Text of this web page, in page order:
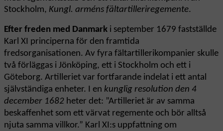
Stockholm, Kungl. arméns fältartilleriregemente.
Efter freden med Danmark i september 1679 fastställde
Karl XI principerna för den framtida
fredsorganisationen. Av fyra fältartillerikompanier skulle
två förläggas i Jönköping, ett i Stockholm och ett i
Göteborg. Artilleriet var fortfarande indelat i ett antal
självständiga enheter. I en kunglig resolution den 4
december 1682 heter det: ”Artilleriet är av samma
beskaffenhet som ett värvat regemente och bör alltså
njuta samma villkor.” Karl XI:s uppfattning om